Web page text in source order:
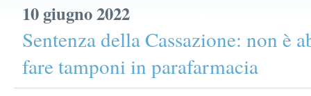
10 giugno 2022
Sentenza della Cassazione: non è
fare tamponi in parafarmacia